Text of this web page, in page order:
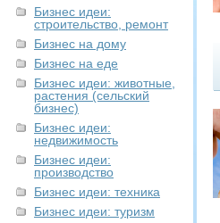
Бизнес идеи:
строительство, ремонт
Бизнес на дому
Бизнес на еде
Бизнес идеи: животные,
растения (сельский
бизнес)
Бизнес идеи:
недвижимость
Бизнес идеи:
производство
Бизнес идеи: техника
Бизнес идеи: туризм